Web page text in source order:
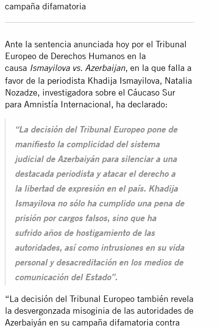
campaña difamatoria
Ante la sentencia anunciada hoy por el Tribunal
Europeo de Derechos Humanos en la
causa Ismayilova vs. Azerbaijan, en la que falla a
favor de la periodista Khadija Ismayilova, Natalia
Nozadze, investigadora sobre el Cáucaso Sur
para Amnistía Internacional, ha declarado:
“La decisión del Tribunal Europeo pone de
manifiesto la complicidad del sistema
judicial de Azerbaiyán para silenciar a una
destacada periodista y atacar el derecho a
la libertad de expresión en el país. Khadija
Ismayilova no sólo ha cumplido una pena de
prisión por cargos falsos, sino que ha
sufrido años de hostigamiento de las
autoridades, así como intrusiones en su vida
personal y desacreditación en los medios de
comunicación del Estado”.
“La decisión del Tribunal Europeo también revela
la desvergonzada misoginia de las autoridades de
Azerbaiyán en su campaña difamatoria contra